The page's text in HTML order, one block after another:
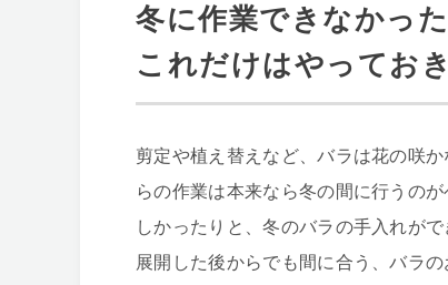
冬に作業できなかっ
これだけはやってお
剪定や植え替えなど、バラは花の咲
らの作業は本来なら冬の間に行うの
しかったりと、冬のバラの手入れが
展開した後からでも間に合う、バラ